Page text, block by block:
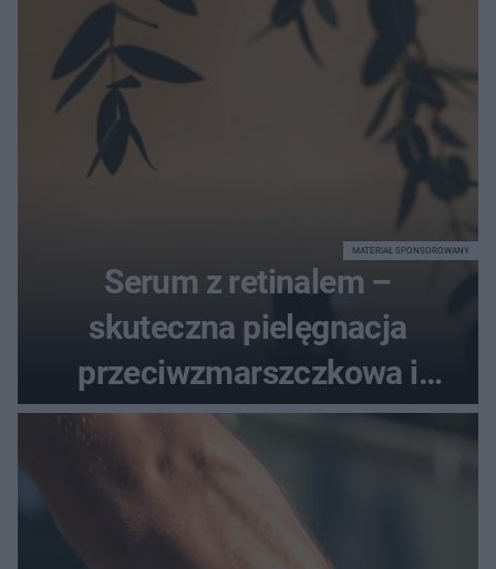
Serum z retinalem –
skuteczna pielęgnacja
przeciwzmarszczkowa i
regenerująca
MATERIAŁ SPONSOROWANY